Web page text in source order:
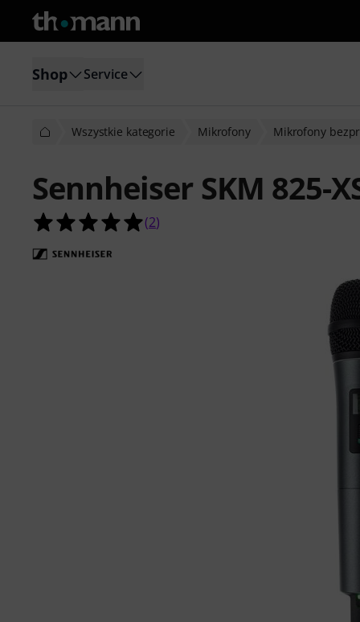
Shop Service
Wszystkie kategorie Mikrofony Mikrofony
Sennheiser SKM 825-
5.0 na 5 gwiazdek z 2 ocen klientów
(2)